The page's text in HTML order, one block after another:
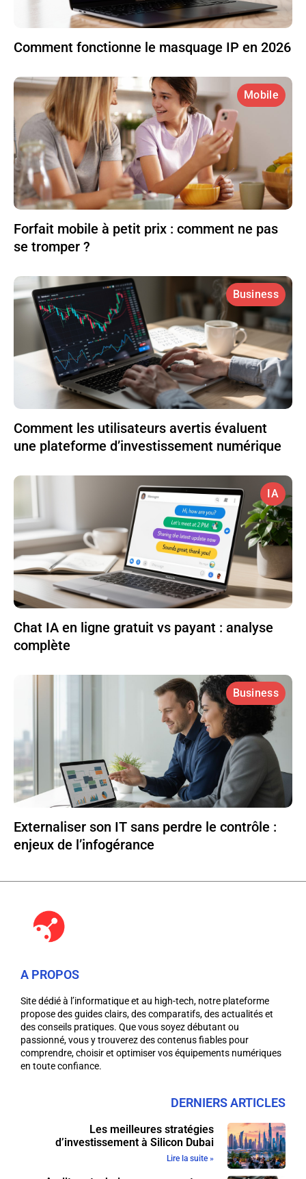
Comment fonctionne le masquage IP en 2026
Mobile
Forfait mobile à petit prix : comment ne pas
se tromper ?
Business
Comment les utilisateurs avertis évaluent
une plateforme d’investissement numérique
IA
Chat IA en ligne gratuit vs payant : analyse
complète
Business
Externaliser son IT sans perdre le contrôle :
enjeux de l’infogérance
A PROPOS
Site dédié à l’informatique et au high-tech, notre plateforme
propose des guides clairs, des comparatifs, des actualités et
des conseils pratiques. Que vous soyez débutant ou
passionné, vous y trouverez des contenus fiables pour
comprendre, choisir et optimiser vos équipements numériques
en toute confiance.
DERNIERS ARTICLES
Les meilleures stratégies
d’investissement à Silicon Dubai
Lire la suite »